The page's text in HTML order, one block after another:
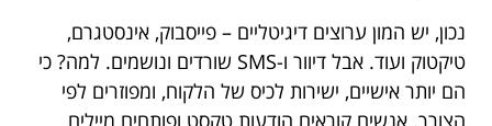
נכון, יש המון ערוצים דיגיטליים – פייסבוק, אינסטגרם,
טיקטוק ועוד. אבל דיוור ו-SMS שורדים ונושמים. למה? כי
הם יותר אישיים, ישירות לכיס של הלקוח, ומפוזרים לפי
הצורך. אנשים קוראים הודעות טקסט ופותחים מיילים